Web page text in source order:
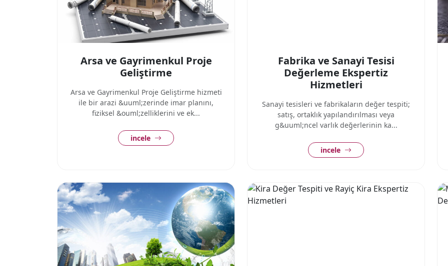
Arsa ve Gayrimenkul Proje
Geliştirme
Arsa ve Gayrimenkul Proje Geliştirme hizmeti
ile bir arazi &uuml;zerinde imar planını,
fiziksel &ouml;zelliklerini ve ek...
incele
Fabrika ve Sanayi Tesisi
Değerleme Ekspertiz
Hizmetleri
Sanayi tesisleri ve fabrikaların değer tespiti;
satış, ortaklık yapılandırılması veya
g&uuml;ncel varlık değerlerinin ka...
incele